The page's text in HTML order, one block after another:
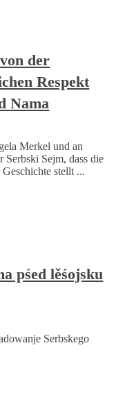
der
Respekt
Nama
Merkel und an
Sejm, dass die
stellt ...
pśed lěśojsku
Serbskego